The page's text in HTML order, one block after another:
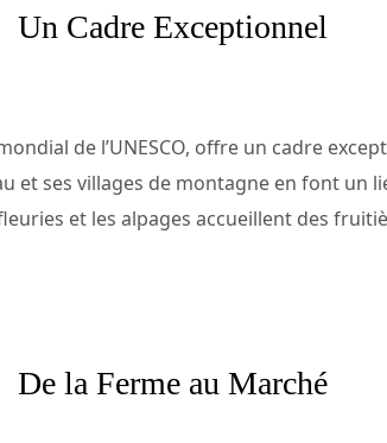
Un Cadre Exceptionnel
de l’UNESCO, offre un cadre
et ses villages de montagne en font un
et les alpages accueillent des
De la Ferme au Marché